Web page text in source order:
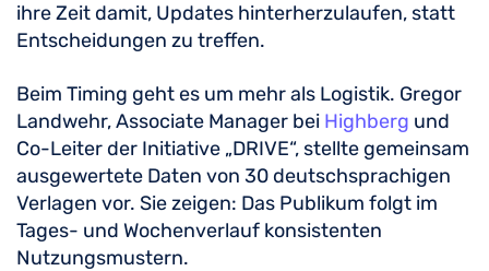
ihre Zeit damit, Updates hinterherzulaufen, statt
Entscheidungen zu treffen.
Beim Timing geht es um mehr als Logistik. Gregor
Landwehr, Associate Manager bei Highberg und
Co-Leiter der Initiative „DRIVE“, stellte gemeinsam
ausgewertete Daten von 30 deutschsprachigen
Verlagen vor. Sie zeigen: Das Publikum folgt im
Tages- und Wochenverlauf konsistenten
Nutzungsmustern.